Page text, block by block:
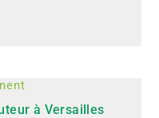
à Versailles